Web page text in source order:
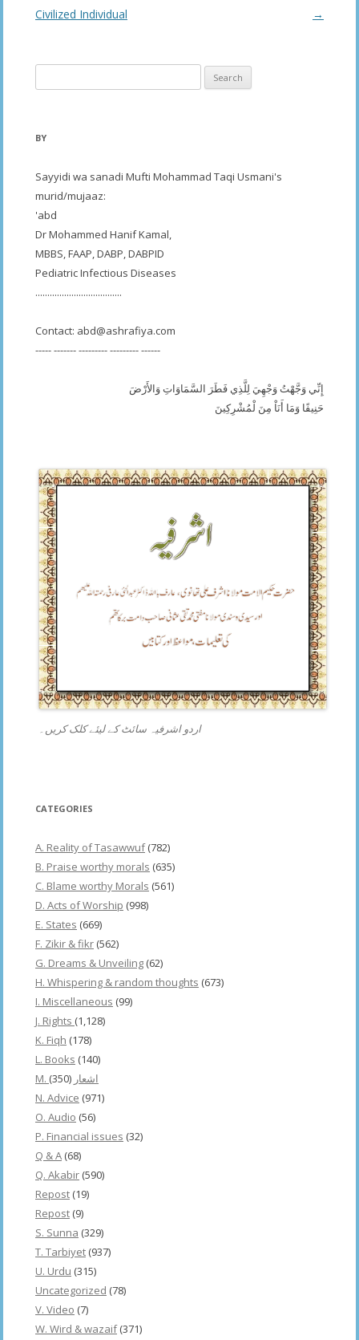
navigation
Civilized Individual
→
for:
BY
Sayyidi wa sanadi Mufti Mohammad Taqi Usmani's
murid/mujaaz:
'abd
Dr Mohammed Hanif Kamal,
MBBS, FAAP, DABP, DABPID
Pediatric Infectious Diseases
....................................
Contact: abd@ashrafiya.com
----- ------- --------- --------- ------
إِنِّي وَجَّهْتُ وَجْهِيَ لِلَّذِي فَطَرَ السَّمَاوَاتِ وَالأَرْضَ
حَنِيفًا وَمَا أَنَاْ مِنَ لْمُشْرِكِينَ
اردو اشرفیہ سائٹ کے لیئے کلک کریں۔
CATEGORIES
A. Reality of Tasawwuf(782)
B. Praise worthy morals (635)
C. Blame worthy Morals (561)
D. Acts of Worship (998)
E. States (669)
F. Zikir & fikr (562)
G. Dreams & Unveiling (62)
H. Whispering & random thoughts (673)
I. Miscellaneous (99)
J. Rights (1,128)
K. Fiqh (178)
L. Books (140)
M. اشعار (350)
N. Advice (971)
O. Audio (56)
P. Financial issues (32)
Q & A (68)
Q. Akabir (590)
Repost (19)
Repost (9)
S. Sunna (329)
T. Tarbiyet (937)
U. Urdu (315)
Uncategorized (78)
V. Video (7)
W. Wird & wazaif(371)